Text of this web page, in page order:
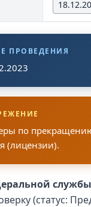
ПРОВЕДЕНИЯ
по
(лицензии).
(статус: